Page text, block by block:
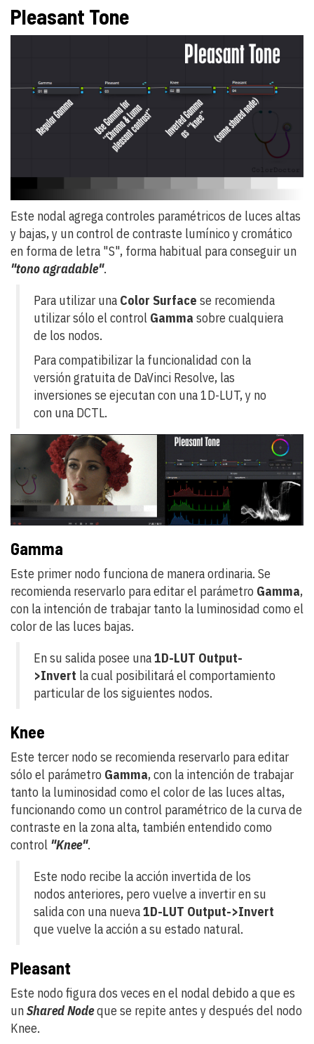
Pleasant Tone
Este nodal agrega controles paramétricos de luces altas
y bajas, y un control de contraste lumínico y cromático
en forma de letra "S", forma habitual para conseguir un
"tono agradable".
Para utilizar una Color Surfacese recomienda
utilizar sólo el control Gammasobre cualquiera
de los nodos.
Para compatibilizar la funcionalidad con la
versión gratuita de DaVinci Resolve, las
inversiones se ejecutan con una 1D-LUT, y no
con una DCTL.
Gamma
Este primer nodo funciona de manera ordinaria. Se
recomienda reservarlo para editar el parámetro Gamma,
con la intención de trabajar tanto la luminosidad como el
color de las luces bajas.
En su salida posee una1D-LUT Output-
>Invert la cual posibilitará el comportamiento
particular de los siguientes nodos.
Knee
Este tercer nodo se recomienda reservarlo para editar
sólo el parámetro Gamma, con la intención de trabajar
tanto la luminosidad como el color de las luces altas,
funcionando como un control paramétrico de la curva de
contraste en la zona alta, también entendido como
control "Knee".
Este nodo recibe la acción invertida de los
nodos anteriores, pero vuelve a invertir en su
salida con una nueva1D-LUT Output->Invert
que vuelve la acción a su estado natural.
Pleasant
Este nodo figura dos veces en el nodal debido a que es
unShared Nodeque se repite antes y después del nodo
Knee.